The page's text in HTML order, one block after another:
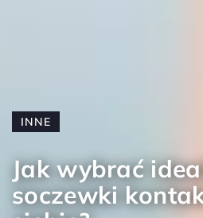
INNE
Jak wybrać
soczewki